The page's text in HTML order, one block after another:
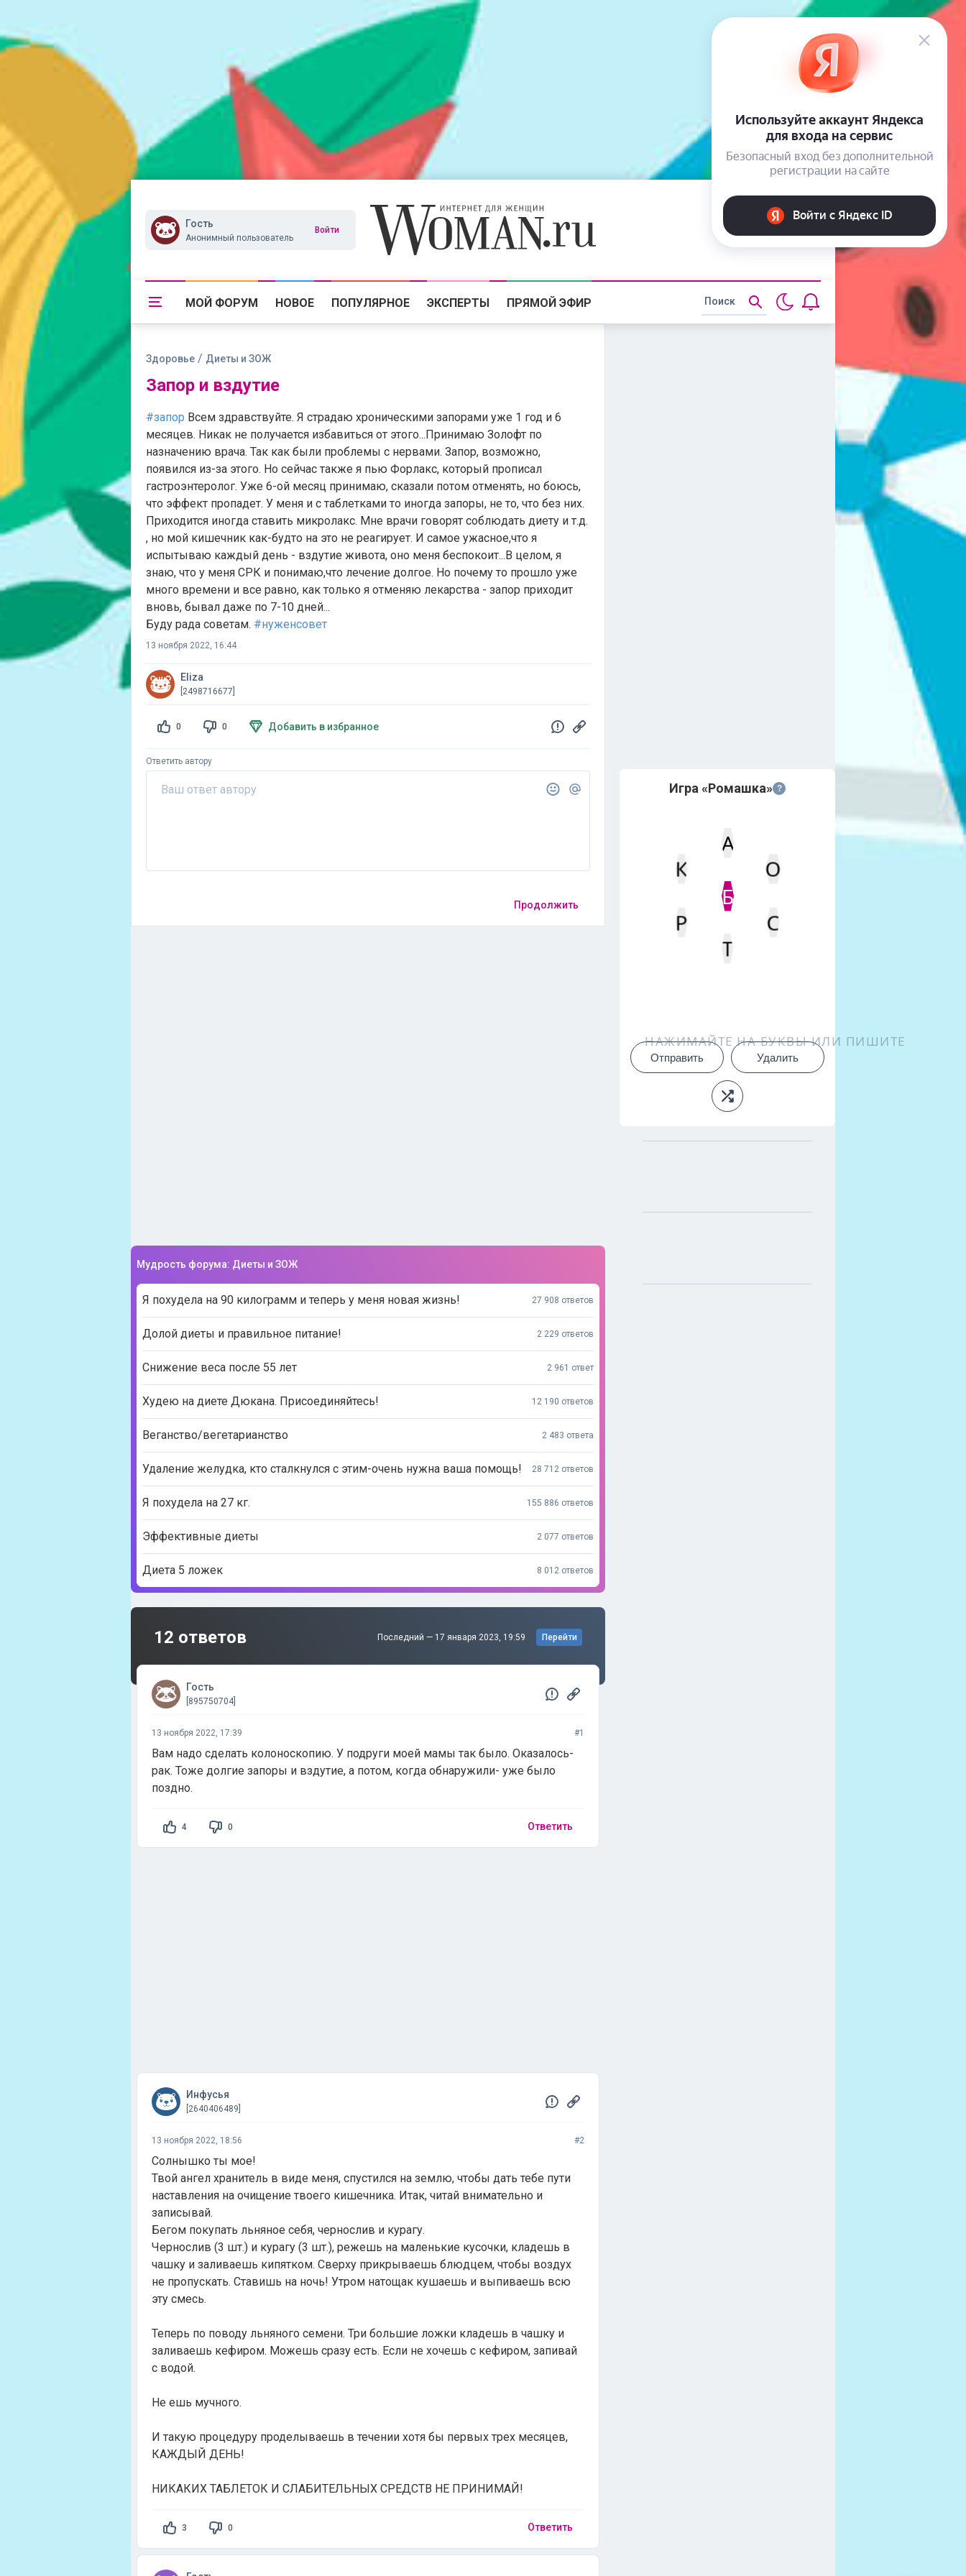
Гость
Анонимный пользователь
Войти
МОЙ ФОРУМ НОВОЕ ПОПУЛЯРНОЕ ЭКСПЕРТЫ ПРЯМОЙ ЭФИР
Здоровье / Диеты и ЗОЖ
Запор и вздутие
#запор Всем здравствуйте. Я страдаю хроническими запорами уже 1 год и 6
месяцев. Никак не получается избавиться от этого...Принимаю Золофт по
назначению врача. Так как были проблемы с нервами. Запор, возможно,
появился из-за этого. Но сейчас также я пью Форлакс, который прописал
гастроэнтеролог. Уже 6-ой месяц принимаю, сказали потом отменять, но боюсь,
что эффект пропадет. У меня и с таблетками то иногда запоры, не то, что без них.
Приходится иногда ставить микролакс. Мне врачи говорят соблюдать диету и т.д.
, но мой кишечник как-будто на это не реагирует. И самое ужасное,что я
испытываю каждый день - вздутие живота, оно меня беспокоит...В целом, я
знаю, что у меня СРК и понимаю,что лечение долгое. Но почему то прошло уже
много времени и все равно, как только я отменяю лекарства - запор приходит
вновь, бывал даже по 7-10 дней...
Буду рада советам. #нуженсовет
13 ноября 2022, 16:44
Eliza
[2498716677]
0 0 Добавить в избранное
Ответить автору
Продолжить
Мудрость форума: Диеты и ЗОЖ
Я похудела на 90 килограмм и теперь у меня новая жизнь! 27 908 ответов
Долой диеты и правильное питание! 2 229 ответов
Снижение веса после 55 лет 2 961 ответ
Худею на диете Дюкана. Присоединяйтесь! 12 190 ответов
Веганство/вегетарианство 2 483 ответа
Удаление желудка, кто сталкнулся с этим-очень нужна ваша помощь! 28 712 ответов
Я похудела на 27 кг. 155 886 ответов
Эффективные диеты 2 077 ответов
Диета 5 ложек 8 012 ответов
12 ответов Последний — 17 января 2023, 19:59 Перейти
Гость
[895750704]
13 ноября 2022, 17:39 #1
Вам надо сделать колоноскопию. У подруги моей мамы так было. Оказалось-
рак. Тоже долгие запоры и вздутие, а потом, когда обнаружили- уже было
поздно.
4 0 Ответить
Инфусья
[2640406489]
13 ноября 2022, 18:56 #2
Солнышко ты мое!
Твой ангел хранитель в виде меня, спустился на землю, чтобы дать тебе пути
наставления на очищение твоего кишечника. Итак, читай внимательно и
записывай.
Бегом покупать льняное себя, чернослив и курагу.
Чернослив (3 шт.) и курагу (3 шт.), режешь на маленькие кусочки, кладешь в
чашку и заливаешь кипятком. Сверху прикрываешь блюдцем, чтобы воздух
не пропускать. Ставишь на ночь! Утром натощак кушаешь и выпиваешь всю
эту смесь.
Теперь по поводу льняного семени. Три большие ложки кладешь в чашку и
заливаешь кефиром. Можешь сразу есть. Если не хочешь с кефиром, запивай
с водой.
Не ешь мучного.
И такую процедуру проделываешь в течении хотя бы первых трех месяцев,
КАЖДЫЙ ДЕНЬ!
НИКАКИХ ТАБЛЕТОК И СЛАБИТЕЛЬНЫХ СРЕДСТВ НЕ ПРИНИМАЙ!
3 0 Ответить
Игра «Ромашка» ?
Мин. кол-во очков
Б
А
К
О
Р
С
Т
НАЖИМАЙТЕ НА БУКВЫ ИЛИ ПИШИТЕ
Отправить Удалить